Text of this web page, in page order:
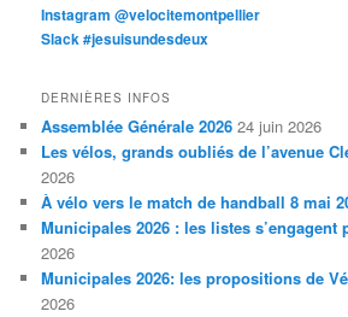
Instagram @velocitemontpellier
Slack #jesuisundesdeux
DERNIÈRES INFOS
Assemblée Générale 2026 24 juin 2026
Les vélos, grands oubliés de l’avenue
2026
À vélo vers le match de handball 8 mai
Municipales 2026 : les listes s’engagent
2026
Municipales 2026: les propositions de
2026